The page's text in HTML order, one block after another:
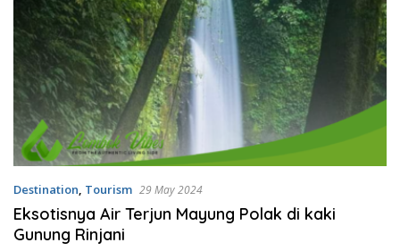
Destination, Tourism 29 May 2024
Eksotisnya Air Terjun Mayung Polak di kaki
Gunung Rinjani